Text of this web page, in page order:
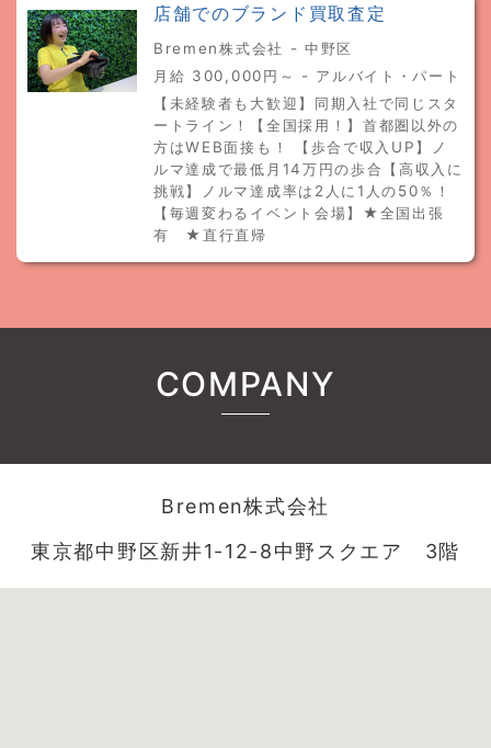
店舗でのブランド買取査定
Bremen株式会社 - 中野区
月給 300,000円～ - アルバイト・パート
【未経験者も大歓迎】同期入社で同じスタ
ートライン！【全国採用！】首都圏以外の
方はWEB面接も！ 【歩合で収入UP】ノ
ルマ達成で最低月14万円の歩合【高収入に
挑戦】ノルマ達成率は2人に1人の50％！
【毎週変わるイベント会場】★全国出張
有 ★直行直帰
COMPANY
Bremen株式会社
東京都中野区新井1-12-8中野スクエア 3階